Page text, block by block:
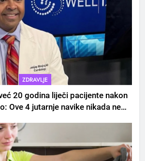
ZDRAVLJE
20 godina liječi pacijente nakon
Ove 4 jutarnje navike nikada ne
Čaj od lovora i cimeta – prirodni
napitak za svakodnevnu rutinu
OSTALO
na prazan stomak i crijeva će
raditi kao sat, zaboravit ćete na
loše varenje
OSTALO